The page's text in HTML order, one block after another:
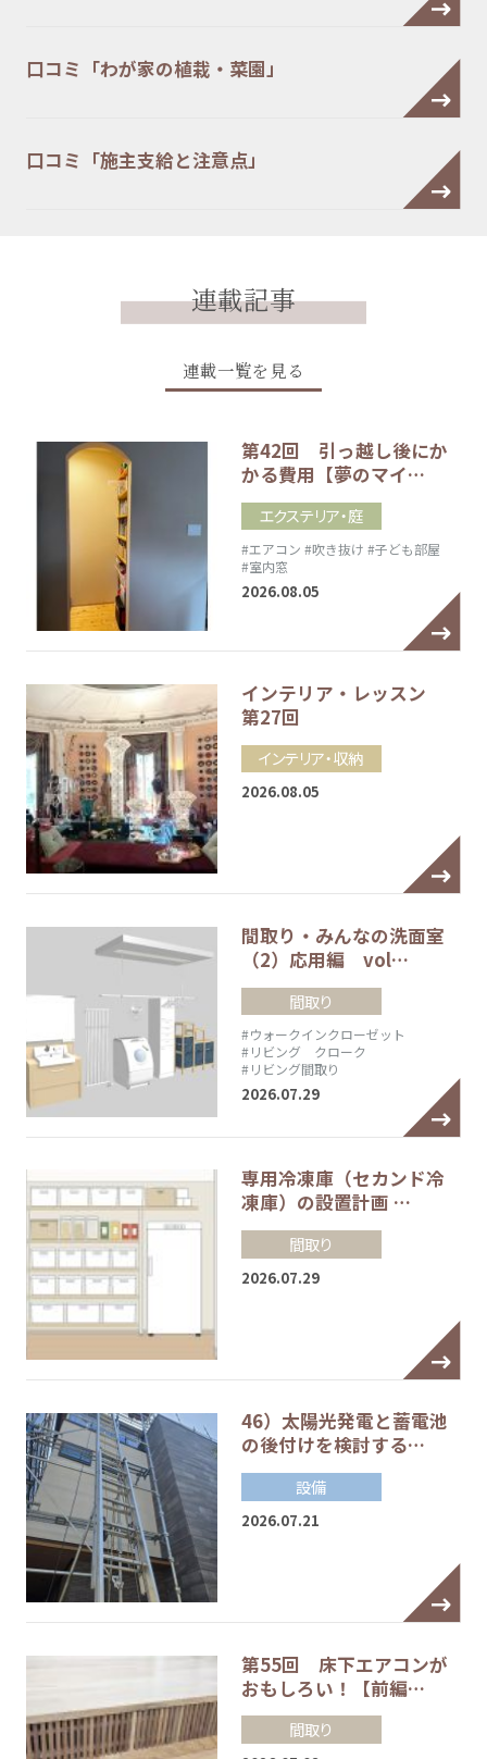
口コミ「わが家の植栽・菜園」
口コミ「施主支給と注意点」
連載記事
連載一覧を見る
第42回 引っ越し後にか
かる費用【夢のマイ…
エクステリア・庭
#エアコン #吹き抜け #子ども部屋
#室内窓
2026.08.05
インテリア・レッスン
第27回
インテリア・収納
2026.08.05
間取り・みんなの洗面室
（2）応用編 vol…
間取り
#ウォークインクローゼット
#リビング クローク
#リビング間取り
2026.07.29
専用冷凍庫（セカンド冷
凍庫）の設置計画 …
間取り
2026.07.29
46）太陽光発電と蓄電池
の後付けを検討する…
設備
2026.07.21
第55回 床下エアコンが
おもしろい！【前編…
間取り